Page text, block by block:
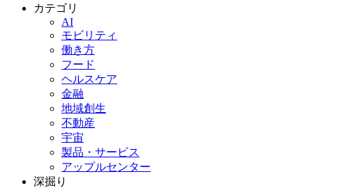
カテゴリ
AI
モビリティ
働き方
フード
ヘルスケア
金融
地域創生
不動産
宇宙
製品・サービス
アップルセンター
深掘り